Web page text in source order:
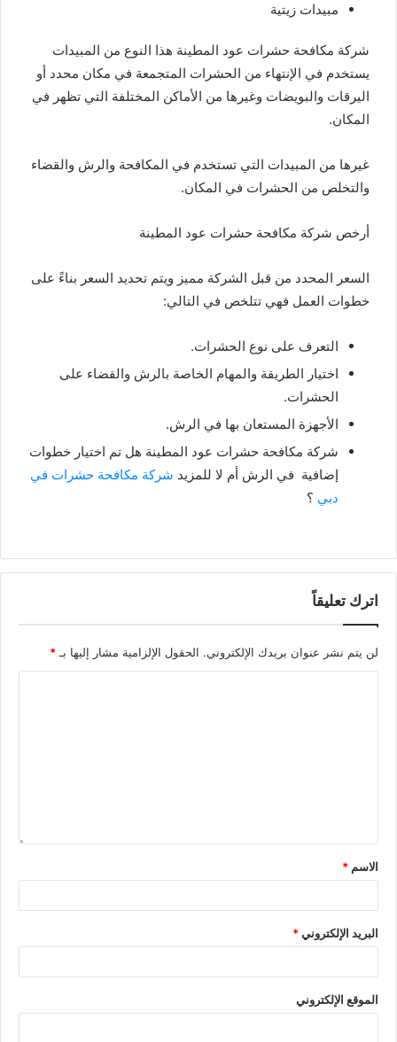
مبيدات زيتية
شركة مكافحة حشرات عود المطينة هذا النوع من المبيدات
يستخدم في الإنتهاء من الحشرات المتجمعة في مكان محدد أو
اليرقات والبويضات وغيرها من الأماكن المختلفة التي تظهر في
المكان.
غيرها من المبيدات التي تستخدم في المكافحة والرش والقضاء
والتخلص من الحشرات في المكان.
أرخص شركة مكافحة حشرات عود المطينة
السعر المحدد من قبل الشركة مميز ويتم تحديد السعر بناءً على
خطوات العمل فهي تتلخص في التالي:
التعرف على نوع الحشرات.
اختيار الطريقة والمهام الخاصة بالرش والقضاء على
الحشرات.
الأجهزة المستعان بها في الرش.
شركة مكافحة حشرات عود المطينة هل تم اختيار خطوات
إضافية في الرش أم لا للمزيد شركة مكافحة حشرات في
دبي ؟
اترك تعليقاً
لن يتم نشر عنوان بريدك الإلكتروني. الحقول الإلزامية مشار إليها بـ *
الاسم *
البريد الإلكتروني*
الموقع الإلكتروني